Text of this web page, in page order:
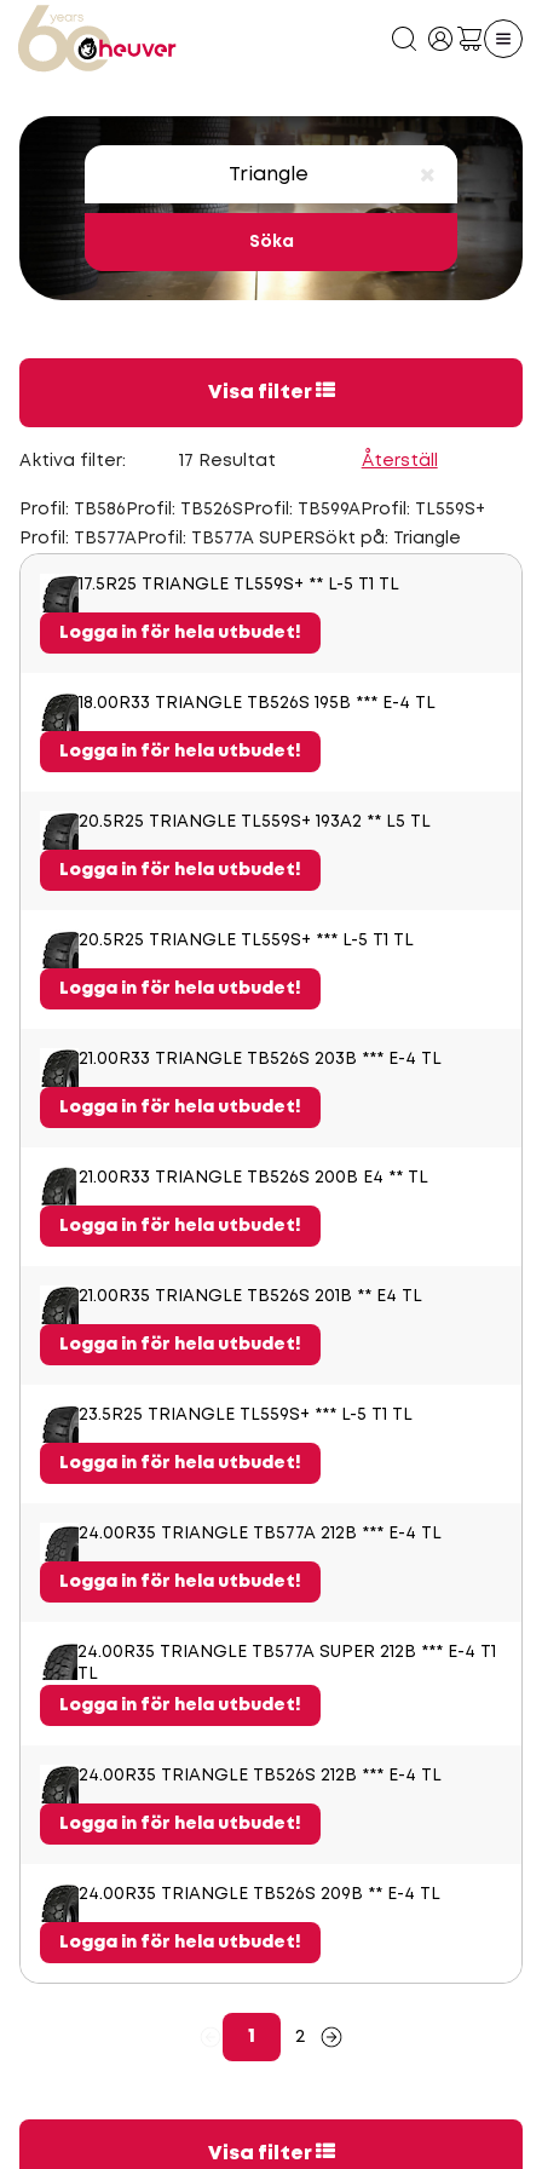
Söka
Visa filter
Aktiva filter:
Profil: TB586 Profil: TB526S Profil: TB599A Profil: TL559S+
Profil: TB577A Profil: TB577A SUPERSökt på: Triangle
17 Resultat Återställ
17.5R25 TRIANGLE TL559S+ ** L-5 T1 TL
Logga in för hela utbudet!
18.00R33 TRIANGLE TB526S 195B *** E-4 TL
Logga in för hela utbudet!
20.5R25 TRIANGLE TL559S+ 193A2 ** L5 TL
Logga in för hela utbudet!
20.5R25 TRIANGLE TL559S+ *** L-5 T1 TL
Logga in för hela utbudet!
21.00R33 TRIANGLE TB526S 203B *** E-4 TL
Logga in för hela utbudet!
21.00R33 TRIANGLE TB526S 200B E4 ** TL
Logga in för hela utbudet!
21.00R35 TRIANGLE TB526S 201B ** E4 TL
Logga in för hela utbudet!
23.5R25 TRIANGLE TL559S+ *** L-5 T1 TL
Logga in för hela utbudet!
24.00R35 TRIANGLE TB577A 212B *** E-4 TL
Logga in för hela utbudet!
24.00R35 TRIANGLE TB577A SUPER 212B *** E-4 T1
TL
Logga in för hela utbudet!
24.00R35 TRIANGLE TB526S 212B *** E-4 TL
Logga in för hela utbudet!
24.00R35 TRIANGLE TB526S 209B ** E-4 TL
Logga in för hela utbudet!
1 2
Visa filter